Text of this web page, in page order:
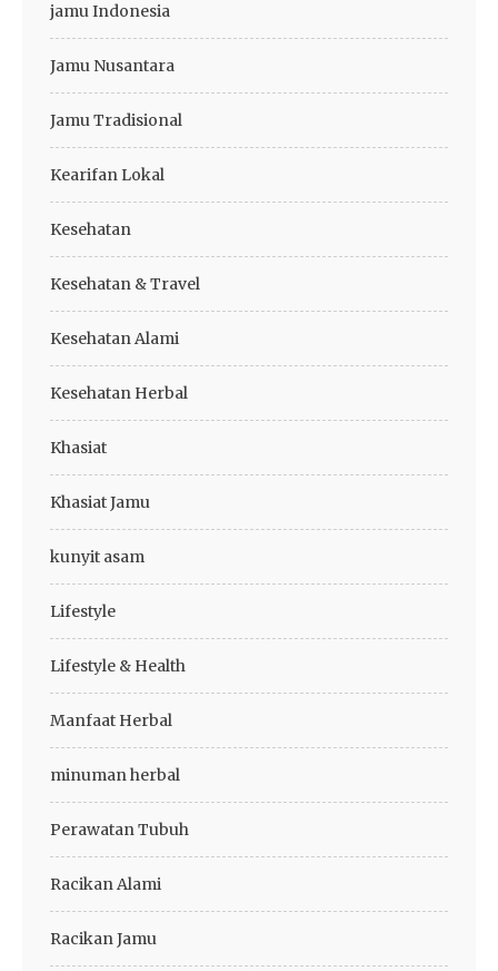
jamu Indonesia
Jamu Nusantara
Jamu Tradisional
Kearifan Lokal
Kesehatan
Kesehatan & Travel
Kesehatan Alami
Kesehatan Herbal
Khasiat
Khasiat Jamu
kunyit asam
Lifestyle
Lifestyle & Health
Manfaat Herbal
minuman herbal
Perawatan Tubuh
Racikan Alami
Racikan Jamu